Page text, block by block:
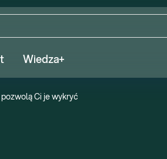
Wiedza+
Ci je wykryć